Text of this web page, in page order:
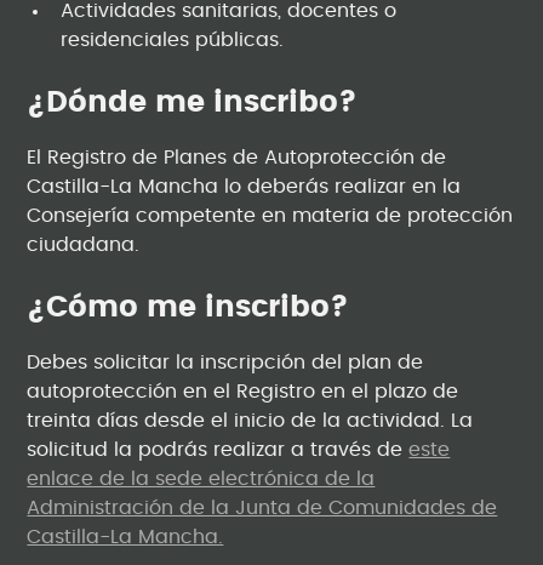
Actividades sanitarias, docentes o
residenciales públicas.
¿Dónde me inscribo?
El Registro de Planes de Autoprotección de
Castilla-La Mancha lo deberás realizar en la
Consejería competente en materia de protección
ciudadana.
¿Cómo me inscribo?
Debes solicitar la inscripción del plan de
autoprotección en el Registro en el plazo de
treinta días desde el inicio de la actividad. La
solicitud la podrás realizar a través deeste
enlace de la sede electrónica de la
Administración de la Junta de Comunidades de
Castilla-La Mancha.